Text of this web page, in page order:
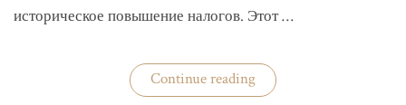
историческое повышение налогов. Этот …
Continue reading«Комитет
ВР